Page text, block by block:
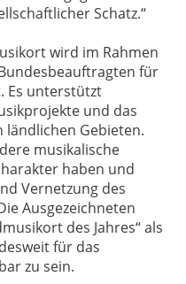
Schatz.“
wird im Rahmen
für
Es unterstützt
und das
ländlichen Gebieten.
musikalische
haben und
Vernetzung des
Ausgezeichneten
des Jahres“ als
für das
zu sein.